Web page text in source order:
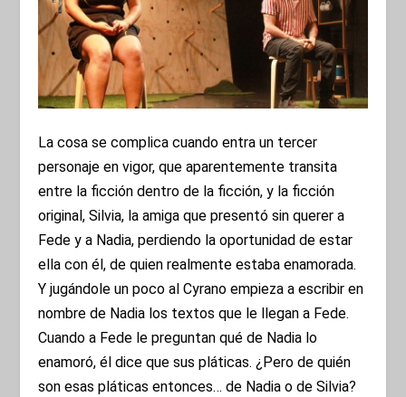
La cosa se complica cuando entra un tercer
personaje en vigor, que aparentemente transita
entre la ficción dentro de la ficción, y la ficción
original, Silvia, la amiga que presentó sin querer a
Fede y a Nadia, perdiendo la oportunidad de estar
ella con él, de quien realmente estaba enamorada.
Y jugándole un poco al Cyrano empieza a escribir en
nombre de Nadia los textos que le llegan a Fede.
Cuando a Fede le preguntan qué de Nadia lo
enamoró, él dice que sus pláticas. ¿Pero de quién
son esas pláticas entonces… de Nadia o de Silvia?